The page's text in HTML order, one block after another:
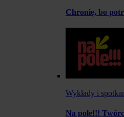
Chronię, bo
Wykłady i
Na pole!!!